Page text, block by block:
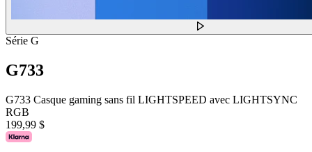
Série G
G733
G733 Casque gaming sans fil LIGHTSPEED avec LIGHTSYNC
RGB
199,99 $